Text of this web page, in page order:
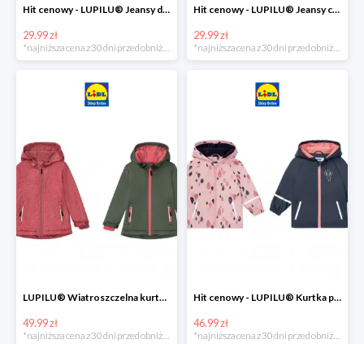
Hit cenowy - LUPILU® Jeansy dziewczęce slim fit
29.99 zł
Hit cenowy - LUPILU® Jeansy chłopięce slim fit
29.99 zł
LUPILU® Wiatroszczelna kurtka dziecięca softshell, 1 sztuka
49.99 zł
Hit cenowy - LUPILU® Kurtka przeciwdeszczowa dziewczęca, 1 sztuka
46.99 zł